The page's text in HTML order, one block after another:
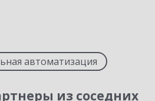
автоматизация
из соседних